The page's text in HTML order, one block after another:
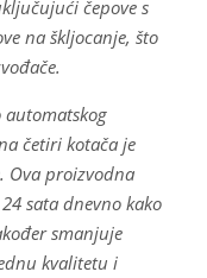
čepove s
na škljocanje, što
četiri kotača je
Ova proizvodna
sata dnevno kako
smanjuje
kvalitetu i